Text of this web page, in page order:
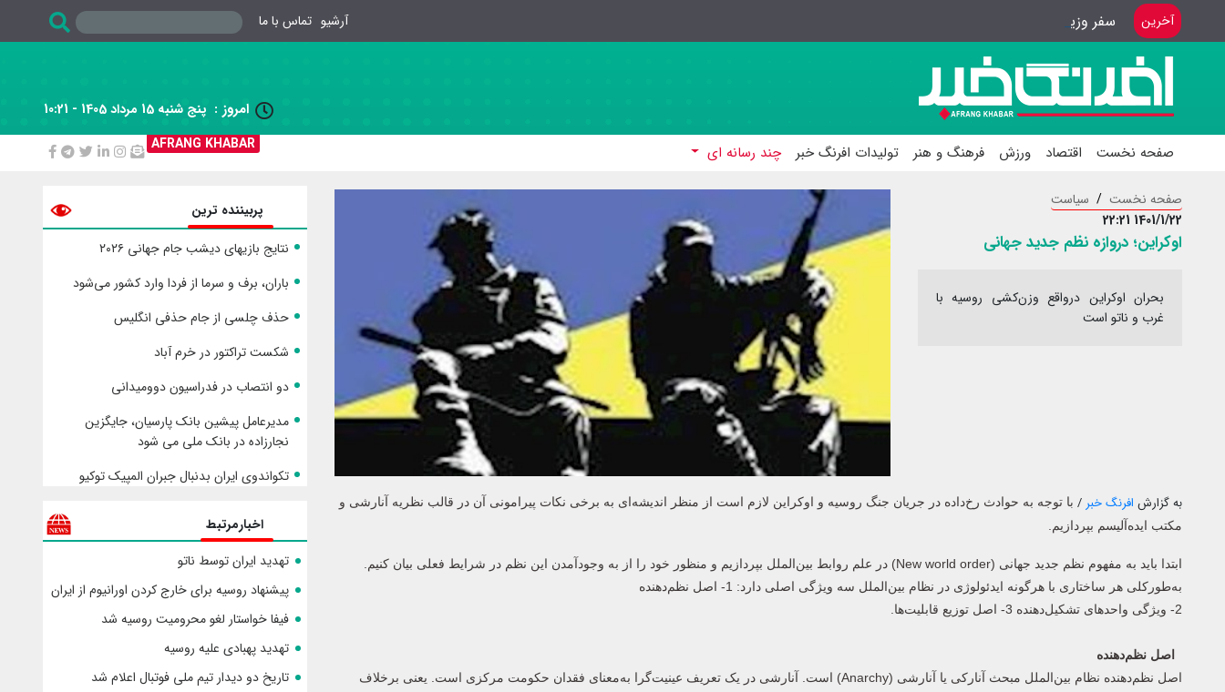
آخرین سفر وزیر ورزش به باکوی آذربایجان آرشیو تماس با ما
 امروز : پنج شنبه 15 مرداد 1405 - 10:21
AFRANG KHABAR
صفحه نخست اقتصاد ورزش فرهنگ و هنر تولیدات افرنگ خبر چند رسانه ای
صفحه نخست
سیاست
1401/1/22 22:21
اوکراین؛ دروازه نظم جدید جهانی
بحران اوکراین درواقع وزن‌کشی روسیه با
غرب و ناتو است
به گزارش افرنگ خبر / با توجه به حوادث رخ‌داده در جریان جنگ روسیه و اوکراین لازم است از منظر اندیشه‌ای به برخی نکات پیرامونی آن در قالب نظریه آنارشی و
مکتب ایده‌آلیسم بپردازیم.
ابتدا باید به مفهوم نظم جدید جهانی (New world order) در علم روابط بین‌الملل بپردازیم و منظور خود را از به‌ وجودآمدن این نظم در شرایط فعلی بیان کنیم.
به‌طورکلی هر ساختاری با هرگونه ایدئولوژی در نظام بین‌الملل سه ویژگی اصلی دارد: 1- اصل نظم‌دهنده
2- ویژگی واحدهای تشکیل‌دهنده 3- اصل توزیع قابلیت‌ها.
اصل نظم‌دهنده
اصل نظم‌دهنده نظام بین‌الملل مبحث آنارکی یا آنارشی (Anarchy) است. آنارشی در یک تعریف عینیت‌گرا به‌معنای فقدان حکومت مرکزی است. یعنی برخلاف
پربیننده ترین
نتایج بازیهای دیشب جام جهانی ۲۰۲۶
باران، برف و سرما از فردا وارد کشور می‌شود
حذف چلسی از جام حذفی انگلیس
شکست تراکتور در خرم آباد
دو انتصاب در فدراسیون دوومیدانی
مدیرعامل پیشین بانک پارسیان، جایگزین
نجارزاده در بانک ملی می شود
تکواندوی ایران بدنبال جبران المپیک توکیو
اخبارمرتبط
تهدید ایران توسط ناتو
پیشنهاد روسیه برای خارج کردن اورانیوم از ایران
فیفا خواستار لغو محرومیت روسیه شد
تهدید پهبادی علیه روسیه
تاریخ دو دیدار تیم ملی فوتبال اعلام شد